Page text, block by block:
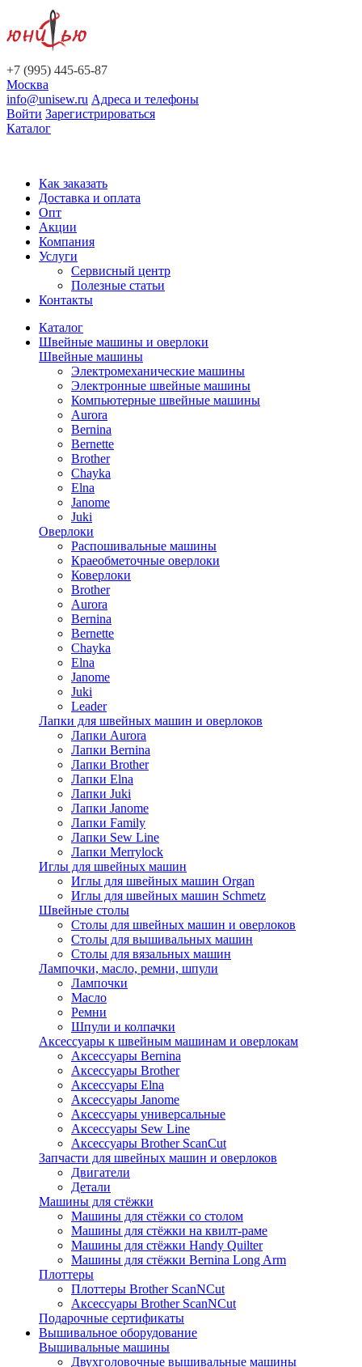
+7 (995) 445-65-87
Москва
info@unisew.ru Адреса и телефоны
Войти Зарегистрироваться
Каталог
Как заказать
Доставка и оплата
Опт
Акции
Компания
Услуги
Сервисный центр
Полезные статьи
Контакты
Каталог
Швейные машины и оверлоки
Швейные машины
Электромеханические машины
Электронные швейные машины
Компьютерные швейные машины
Aurora
Bernina
Bernette
Brother
Chayka
Elna
Janome
Juki
Оверлоки
Распошивальные машины
Краеобметочные оверлоки
Коверлоки
Brother
Aurora
Bernina
Bernette
Chayka
Elna
Janome
Juki
Leader
Лапки для швейных машин и оверлоков
Лапки Aurora
Лапки Bernina
Лапки Brother
Лапки Elna
Лапки Juki
Лапки Janome
Лапки Family
Лапки Sew Line
Лапки Merrylock
Иглы для швейных машин
Иглы для швейных машин Organ
Иглы для швейных машин Schmetz
Швейные столы
Столы для швейных машин и оверлоков
Столы для вышивальных машин
Столы для вязальных машин
Лампочки, масло, ремни, шпули
Лампочки
Масло
Ремни
Шпули и колпачки
Аксессуары к швейным машинам и оверлокам
Аксессуары Bernina
Аксессуары Brother
Аксессуары Elna
Аксессуары Janome
Аксессуары универсальные
Аксессуары Sew Line
Аксессуары Brother ScanCut
Запчасти для швейных машин и оверлоков
Двигатели
Детали
Машины для стёжки
Машины для стёжки со столом
Машины для стёжки на квилт-раме
Машины для стёжки Handy Quilter
Машины для стёжки Bernina Long Arm
Плоттеры
Плоттеры Brother ScanNCut
Аксессуары Brother ScanNCut
Подарочные сертификаты
Вышивальное оборудование
Вышивальные машины
Двухголовочные вышивальные машины